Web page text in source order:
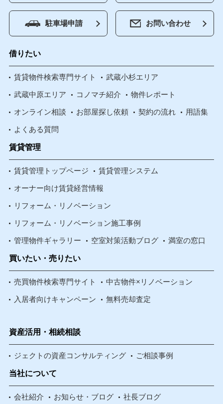
駐車場申請 お問い合わせ
借りたい
賃貸物件検索専門サイト 武蔵小杉エリア
武蔵中原エリア コノマチ紹介 物件レポート
オンライン相談 お部屋探し依頼 契約の流れ 用語集
よくある質問
賃貸管理
賃貸管理トップページ 賃貸管理システム
オーナー向け賃貸経営情報
リフォーム・リノベーション
リフォーム・リノベーション施工事例
管理物件ギャラリー 空室対策活動ブログ 満室の窓口
買いたい・売りたい
売買物件検索専門サイト 中古物件×リノベーション
入居者向けキャンペーン 無料売却査定
資産活用・相続相談
ジェクトの資産コンサルティング ご相談事例
当社について
会社紹介 お知らせ・ブログ 社長ブログ